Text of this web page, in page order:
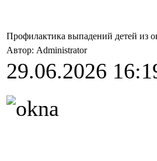
Профилактика выпадений детей из
Автор: Administrator
29.06.2026